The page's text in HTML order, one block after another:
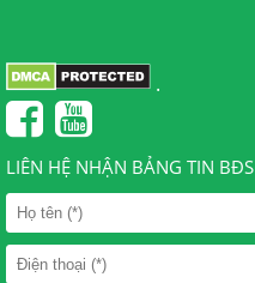
.
LIÊN HỆ NHẬN BẢNG TIN BĐS